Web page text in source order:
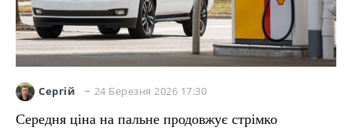
Сергій 24 Березня 2026 17:30
Середня ціна на пальне продовжує стрімко